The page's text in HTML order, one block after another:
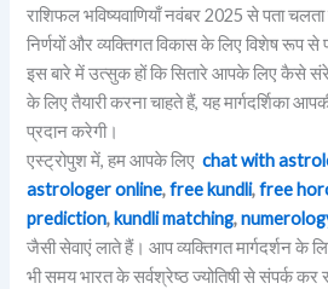
राशिफल भविष्यवाणियाँ नवंबर 2025 से पता चलता
निर्णयों और व्यक्तिगत विकास के लिए विशेष रूप से
इस बारे में उत्सुक हों कि सितारे आपके लिए कैसे
के लिए तैयारी करना चाहते हैं, यह मार्गदर्शिका
प्रदान करेगी।
एस्ट्रोपुश में, हम आपके लिएchat with
astrologer online,free kundli,free
prediction,kundli matching,
जैसी सेवाएं लाते हैं। आप व्यक्तिगत मार्गदर्शन के
भी समय भारत के सर्वश्रेष्ठ ज्योतिषी से संपर्क